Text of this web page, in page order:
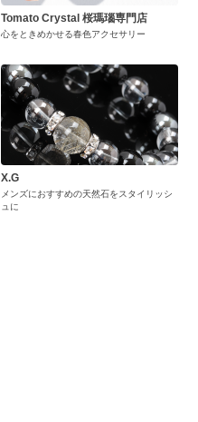
Tomato Crystal 桜瑪瑙専門店
心をときめかせる春色アクセサリー
X.G
メンズにおすすめの天然石をスタイリッシ
ュに